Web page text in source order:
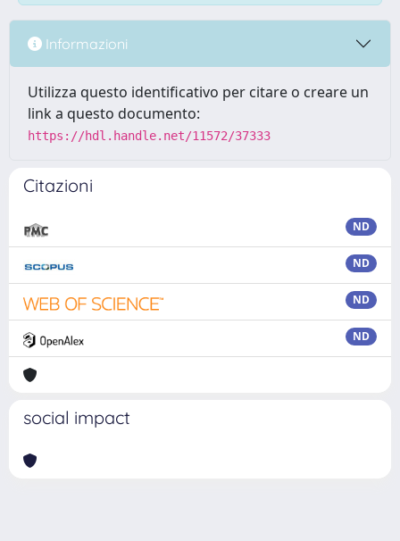
Informazioni
Utilizza questo identificativo per citare o creare un
link a questo documento:
https://hdl.handle.net/11572/37333
Citazioni
ND
ND
ND
ND
social impact